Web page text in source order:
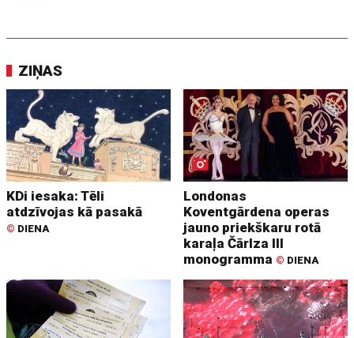
ZIŅAS
KDi iesaka: Tēli
atdzīvojas kā pasakā
© DIENA
Londonas
Koventgārdena operas
jauno priekškaru rotā
karaļa Čārlza III
monogramma © DIENA